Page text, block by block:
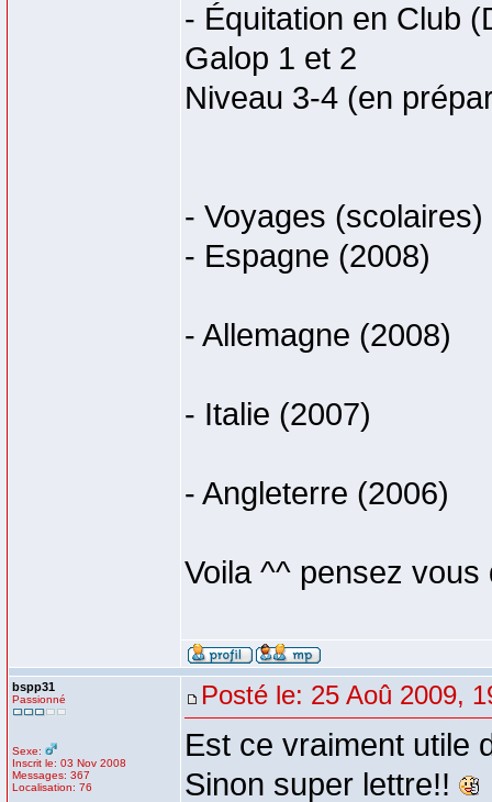
- Équitation en Club
Galop 1 et 2
Niveau 3-4 (en
- Voyages (scolaires)
- Espagne (2008)
- Allemagne (2008)
- Italie (2007)
- Angleterre (2006)
Voila ^^ pensez
bspp31
Passionné
Sexe:
Inscrit le: 03 Nov 2008
Messages: 367
Localisation: 76
Posté le: 25 Aoû 2009,
Est ce vraiment utile
Sinon super lettre!!